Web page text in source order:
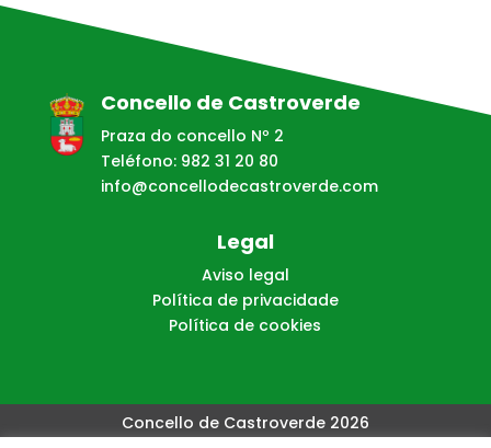
Concello de Castroverde
Praza do concello Nº 2
Teléfono: 982 31 20 80
info@concellodecastroverde.com
Legal
Aviso legal
Política de privacidade
Política de cookies
Concello de Castroverde 2026